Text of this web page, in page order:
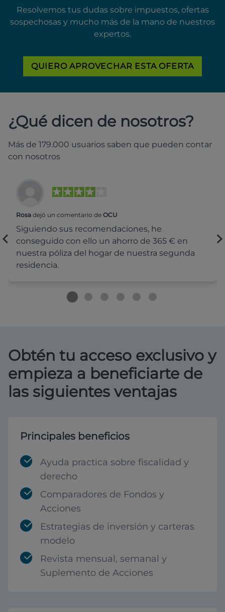
Resolvemos tus dudas sobre impuestos, ofertas
sospechosas y mucho más de la mano de nuestros
expertos.
QUIERO APROVECHAR ESTA OFERTA
¿Qué dicen de nosotros?
Más de 179.000 usuarios saben que pueden contar
con nosotros
Rosa dejó un comentario de OCU
Siguiendo sus recomendaciones, he
conseguido con ello un ahorro de 365 € en
nuestra póliza del hogar de nuestra segunda
residencia.
Obtén tu acceso exclusivo y
empieza a beneficiarte de
las siguientes ventajas
Principales beneficios
Ayuda practica sobre fiscalidad y
derecho
Comparadores de Fondos y
Acciones
Estrategias de inversión y carteras
modelo
Revista mensual, semanal y
Suplemento de Acciones